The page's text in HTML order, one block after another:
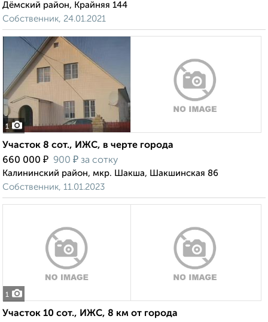
Дёмский район, Крайняя 144
Собственник, 24.01.2021
1
Участок 8 сот., ИЖС, в черте города
660 000 ₽ 900 ₽ за сотку
Калининский район, мкр. Шакша, Шакшинская 86
Собственник, 11.01.2023
1
Участок 10 сот., ИЖС, 8 км от города